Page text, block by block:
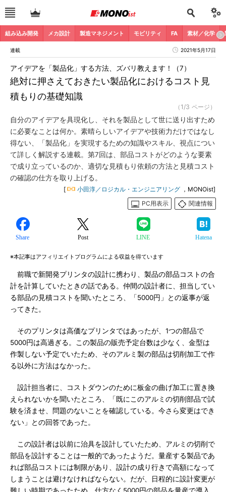
組み込み開発 メカ設計 製造マネジメント モビリティ FA 素材／化学
連載 2021年5月17日
絶対に押さえておきたい製品化におけるコスト見
積もりの基礎知識
アイデアを「製品化」する方法、ズバリ教えます！（7）
（1/3 ページ）
自分のアイデアを具現化し、それを製品として世に送り出すため
に必要なことは何か。素晴らしいアイデアや技術力だけではなし
得ない、「製品化」を実現するための知識やスキル、視点につい
て詳しく解説する連載。第7回は、部品コストがどのような要素
で成り立っているのか、適切な見積もり依頼の方法と見積コスト
の確認の仕方を取り上げる。
[ 小田淳／ロジカル・エンジニアリング ，MONOist]
PC用表示
関連情報
Share Post LINE Hatena
※本記事はアフィリエイトプログラムによる収益を得ています
前職で新開発プリンタの設計に携わり、製品の部品コストの合
計を計算していたときの話である。仲間の設計者に、担当してい
る部品の見積コストを聞いたところ、「5000円」との返事が返
ってきた。
そのプリンタは高価なプリンタではあったが、1つの部品で
5000円は高過ぎる。この製品の販売予定台数は少なく、金型は
作製しない予定でいたため、そのアルミ製の部品は切削加工で作
る以外に方法はなかった。
設計担当者に、コストダウンのために板金の曲げ加工に置き換
えられないかを聞いたところ、「既にこのアルミの切削部品で試
験を済ませ、問題のないことを確認している。今さら変更はでき
ない」との回答であった。
この設計者は以前に治具を設計していたため、アルミの切削で
部品を設計することは一般的であったようだ。量産する製品であ
れば部品コストには制限があり、設計の成り行きで高額になって
しまうことは避けなければならない。だが、日程的に設計変更が